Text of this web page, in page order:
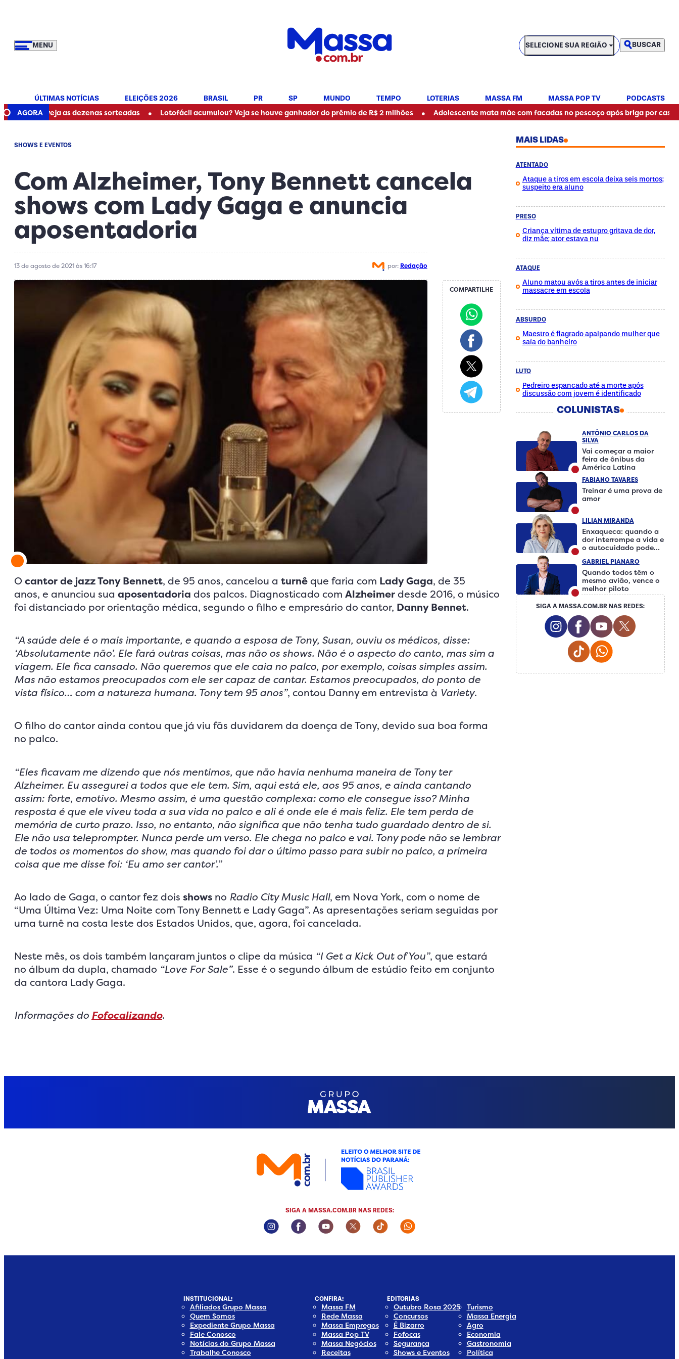
MENU
SELECIONE SUA REGIÃO
SELECIONE SUA REGIÃO BUSCAR
ÚLTIMAS NOTÍCIAS ELEIÇÕES 2026 BRASIL PR SP MUNDO TEMPO LOTERIAS MASSA FM MASSA POP TV PODCASTS
AGORA
veja as dezenas sorteadas • Lotofácil acumulou? Veja se houve ganhador do prêmio de R$ 2 milhões • Adolescente mata mãe com facadas no pescoço após briga por casaco •
SHOWS E EVENTOS
Com Alzheimer, Tony Bennett cancela
shows com Lady Gaga e anuncia
aposentadoria
13 de agosto de 2021 às 16:17 por: Redação
COMPARTILHE
O cantor de jazz Tony Bennett, de 95 anos, cancelou a turnêque faria com Lady Gaga, de 35
anos, e anunciou sua aposentadoria dos palcos. Diagnosticado com Alzheimerdesde 2016, o músico
foi distanciado por orientação médica, segundo o filho e empresário do cantor, Danny Bennet.
“A saúde dele é o mais importante, e quando a esposa de Tony, Susan, ouviu os médicos, disse:
‘Absolutamente não’. Ele fará outras coisas, mas não os shows. Não é o aspecto do canto, mas sim a
viagem. Ele fica cansado. Não queremos que ele caia no palco, por exemplo, coisas simples assim.
Mas não estamos preocupados com ele ser capaz de cantar. Estamos preocupados, do ponto de
vista físico… com a natureza humana. Tony tem 95 anos”, contou Danny em entrevista à Variety.
O filho do cantor ainda contou que já viu fãs duvidarem da doença de Tony, devido sua boa forma
no palco.
“Eles ficavam me dizendo que nós mentimos, que não havia nenhuma maneira de Tony ter
Alzheimer. Eu assegurei a todos que ele tem. Sim, aqui está ele, aos 95 anos, e ainda cantando
assim: forte, emotivo. Mesmo assim, é uma questão complexa: como ele consegue isso? Minha
resposta é que ele viveu toda a sua vida no palco e ali é onde ele é mais feliz. Ele tem perda de
memória de curto prazo. Isso, no entanto, não significa que não tenha tudo guardado dentro de si.
Ele não usa teleprompter. Nunca perde um verso. Ele chega no palco e vai. Tony pode não se lembrar
de todos os momentos do show, mas quando foi dar o último passo para subir no palco, a primeira
coisa que me disse foi: ‘Eu amo ser cantor’.”
Ao lado de Gaga, o cantor fez dois shows no Radio City Music Hall, em Nova York, com o nome de
“Uma Última Vez: Uma Noite com Tony Bennett e Lady Gaga”. As apresentações seriam seguidas por
uma turnê na costa leste dos Estados Unidos, que, agora, foi cancelada.
Neste mês, os dois também lançaram juntos o clipe da música “I Get a Kick Out of You”, que estará
no álbum da dupla, chamado “Love For Sale”. Esse é o segundo álbum de estúdio feito em conjunto
da cantora Lady Gaga.
Informações do Fofocalizando.
MAIS LIDAS
ATENTADO
Ataque a tiros em escola deixa seis mortos;
suspeito era aluno
PRESO
Criança vítima de estupro gritava de dor,
diz mãe; ator estava nu
ATAQUE
Aluno matou avós a tiros antes de iniciar
massacre em escola
ABSURDO
Maestro é flagrado apalpando mulher que
saía do banheiro
LUTO
Pedreiro espancado até a morte após
discussão com jovem é identificado
COLUNISTAS
ANTÔNIO CARLOS DA
SILVA
Vai começar a maior
feira de ônibus da
América Latina
FABIANO TAVARES
Treinar é uma prova de
amor
LILIAN MIRANDA
Enxaqueca: quando a
dor interrompe a vida e
o autocuidado pode
GABRIEL PIANARO
Quando todos têm o
mesmo avião, vence o
melhor piloto
SIGA A MASSA.COM.BR NAS REDES:
Instagram Social Media
Facebook Social
Youtube Social
Twitter
Tiktok Social Media
Whatsapp
SIGA A MASSA.COM.BR NAS REDES:
Instagram Social Media
Facebook Social Media
Youtube Social Media
Twitter Social Media
Tiktok Social Media
Whatsapp Social Media
INSTITUCIONAL!
Afiliados Grupo Massa
Quem Somos
Expediente Grupo Massa
Fale Conosco
Notícias do Grupo Massa
Trabalhe Conosco
CONFIRA!
Massa FM
Rede Massa
Massa Empregos
Massa Pop TV
Massa Negócios
Receitas
EDITORIAS
Outubro Rosa 2025
Concursos
É Bizarro
Fofocas
Segurança
Shows e Eventos
Turismo
Massa Energia
Agro
Economia
Gastronomia
Política